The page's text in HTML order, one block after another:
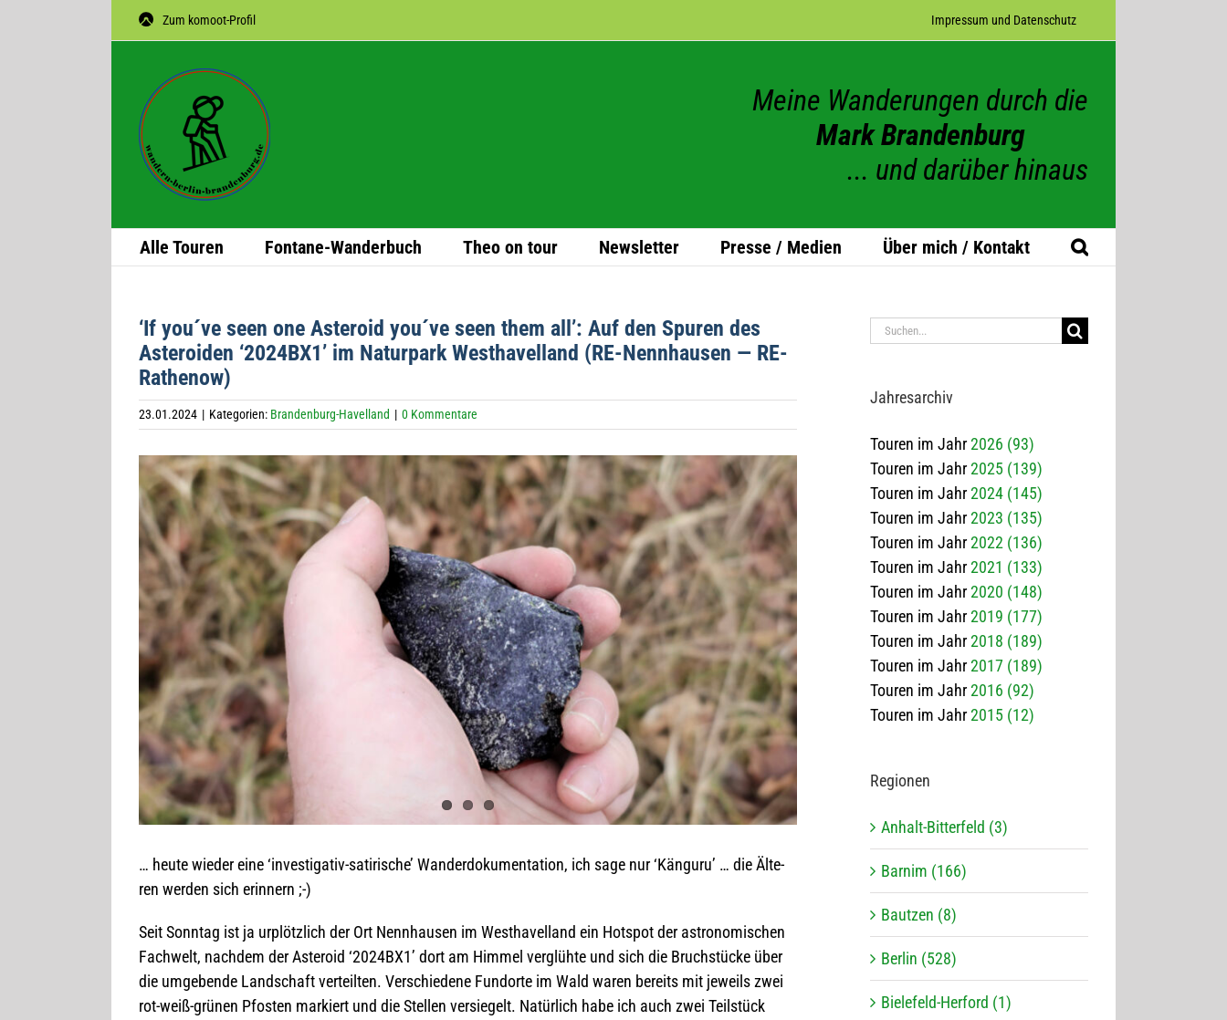
Zum komoot-Profil Impres­sum und Datenschutz
Meine Wanderungen durch die
Mark Brandenburg
... und darüber hinaus
Alle Tou­ren Fon­­tane-Wan­­der­­buch Theo on tour News­let­ter Presse / Medien Über mich / Kontakt
‘If you´ve seen one Aste­roid you´ve seen them all’: Auf den Spu­ren des
Aste­ro­iden ‘2024BX1’ im Natur­park West­ha­vel­land (RE-Nenn­hau­sen — RE-
Rathenow)
23.01.2024 | Kategorien: Brandenburg-Havelland | 0 Kommentare
Zeige
grösseres
Bild
… heute wie­der eine ‘inves­ti­ga­tiv-sati­ri­sche’ Wan­der­do­ku­men­ta­tion, ich sage nur ‘Kän­guru’ … die Älte­
ren wer­den sich erinnern ;-)
Seit Sonn­tag ist ja urplötz­lich der Ort Nenn­hau­sen im West­ha­vel­land ein Hot­spot der astro­no­mi­schen
Fach­welt, nach­dem der Aste­roid ‘2024BX1’ dort am Him­mel ver­glühte und sich die Bruch­stü­cke über
die umge­bende Land­schaft ver­teil­ten. Ver­schie­dene Fund­orte im Wald waren bereits mit jeweils zwei
rot-weiß-grü­nen Pfos­ten mar­kiert und die Stel­len ver­sie­gelt. Natür­lich habe ich auch zwei Teil­stück
Suche
Jah­res­ar­chiv
Touren im Jahr2026 (93)
Touren im Jahr2025 (139)
Touren im Jahr2024 (145)
Touren im Jahr2023 (135)
Touren im Jahr2022 (136)
Touren im Jahr2021 (133)
Touren im Jahr2020 (148)
Touren im Jahr2019 (177)
Touren im Jahr2018 (189)
Touren im Jahr2017 (189)
Touren im Jahr2016 (92)
Touren im Jahr2015 (12)
Regio­nen
Anhalt-Bitterfeld (3)
Barnim (166)
Bautzen (8)
Berlin (528)
Bielefeld-Herford (1)